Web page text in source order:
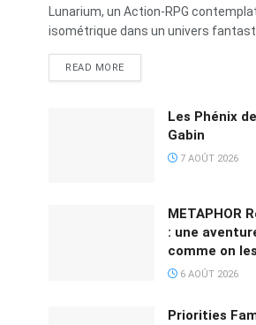
Lunarium, un Action-RPG
isométrique dans un univers
READ MORE
Les Phénix
Gabin
7 AOÛT 2026
METAPHOR
: une
comme on
6 AOÛT 2026
Priorities